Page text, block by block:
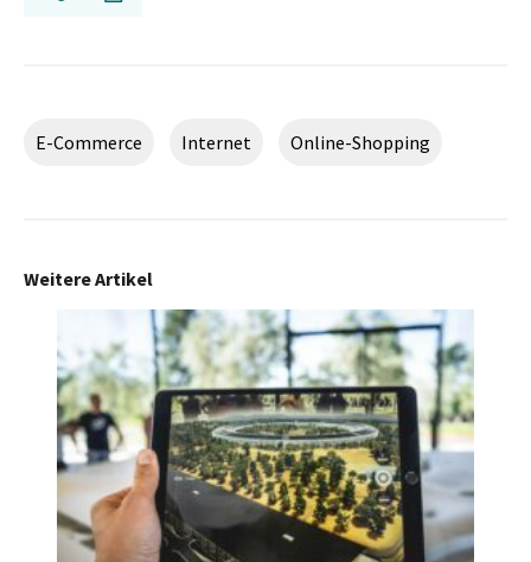
E-Commerce Internet Online-Shopping
Weitere Artikel